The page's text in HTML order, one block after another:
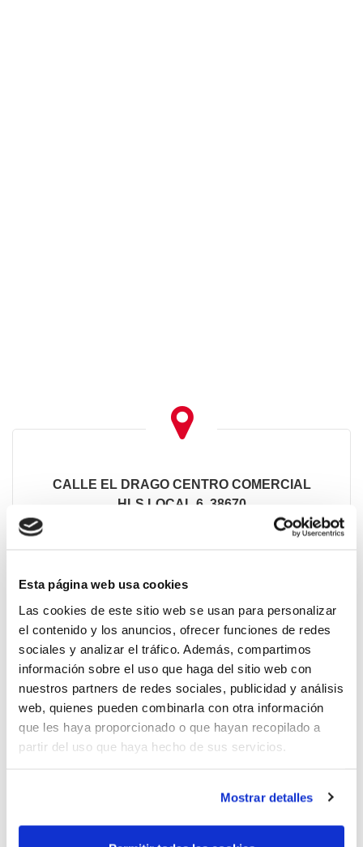
Esta página web usa cookies
Las cookies de este sitio web se usan para personalizar
el contenido y los anuncios, ofrecer funciones de redes
sociales y analizar el tráfico. Además, compartimos
información sobre el uso que haga del sitio web con
nuestros partners de redes sociales, publicidad y análisis
web, quienes pueden combinarla con otra información
que les haya proporcionado o que hayan recopilado a
partir del uso que haya hecho de sus servicios.
Mostrar detalles
CALLE EL DRAGO CENTRO COMERCIAL
HLS LOCAL 6, 38670
PEDIDOS
+34 922 712 545